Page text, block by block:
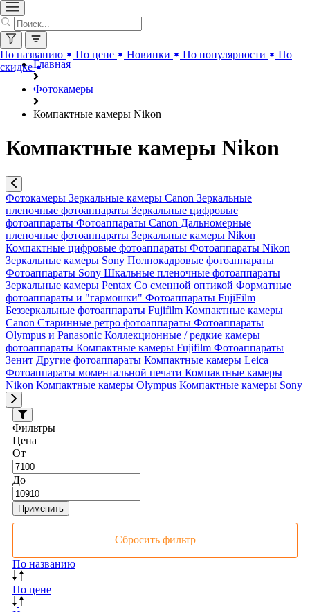
Главная
Фотокамеры
Компактные камеры Nikon
По названию По цене Новинки По популярности
По
скидке
Компактные камеры Nikon
Фотокамеры Зеркальные камеры Canon Зеркальные
пленочные фотоаппараты Зеркальные цифровые
фотоаппараты Фотоаппараты Canon Дальномерные
пленочные фотоаппараты Зеркальные камеры Nikon
Компактные цифровые фотоаппараты Фотоаппараты Nikon
Зеркальные камеры Sony Полнокадровые фотоаппараты
Фотоаппараты Sony Шкальные пленочные фотоаппараты
Зеркальные камеры Pentax Со сменной оптикой Форматные
фотоаппараты и "гармошки" Фотоаппараты FujiFilm
Беззеркальные фотоаппараты Fujifilm Компактные камеры
Canon Старинные ретро фотоаппараты Фотоаппараты
Olympus и Panasonic Коллекционные / редкие камеры
фотоаппараты Компактные камеры Fujifilm Фотоаппараты
Зенит Другие фотоаппараты Компактные камеры Leica
Фотоаппараты моментальной печати Компактные камеры
Nikon Компактные камеры Olympus Компактные камеры Sony
Фильтры
Цена
От
До
Применить
Сбросить фильтр
По названию
По цене